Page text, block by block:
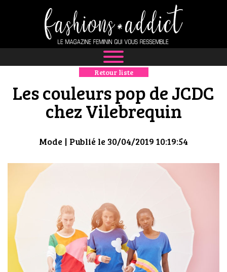
NEWS
MODE
CULTURE
HIGH TECH
MAISON
Retour liste
Les couleurs pop de JCDC
chez Vilebrequin
Mode | Publié le 30/04/2019 10:19:54